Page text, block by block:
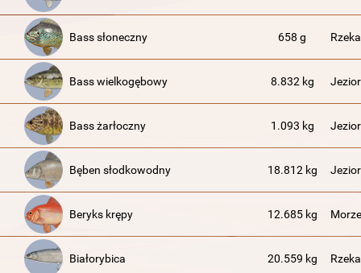
Bass słoneczny 658 g
Bass wielkogębowy 8.832 kg
Bass żarłoczny 1.093 kg
Bęben słodkowodny 18.812 kg
Beryks krępy 12.685 kg
Białorybica 20.559 kg